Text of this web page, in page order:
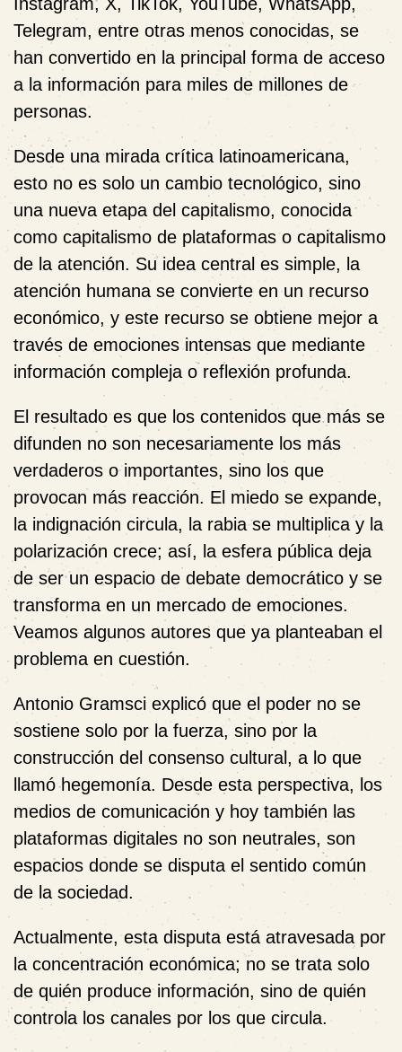
Telegram, entre otras menos conocidas, se
han convertido en la principal forma de acceso
a la información para miles de millones de
personas.
Desde una mirada crítica latinoamericana,
esto no es solo un cambio tecnológico, sino
una nueva etapa del capitalismo, conocida
como capitalismo de plataformas o capitalismo
de la atención. Su idea central es simple, la
atención humana se convierte en un recurso
económico, y este recurso se obtiene mejor a
través de emociones intensas que mediante
información compleja o reflexión profunda.
El resultado es que los contenidos que más se
difunden no son necesariamente los más
verdaderos o importantes, sino los que
provocan más reacción. El miedo se expande,
la indignación circula, la rabia se multiplica y la
polarización crece; así, la esfera pública deja
de ser un espacio de debate democrático y se
transforma en un mercado de emociones.
Veamos algunos autores que ya planteaban el
problema en cuestión.
Antonio Gramsci explicó que el poder no se
sostiene solo por la fuerza, sino por la
construcción del consenso cultural, a lo que
llamó hegemonía. Desde esta perspectiva, los
medios de comunicación y hoy también las
plataformas digitales no son neutrales, son
espacios donde se disputa el sentido común
de la sociedad.
Actualmente, esta disputa está atravesada por
la concentración económica; no se trata solo
de quién produce información, sino de quién
controla los canales por los que circula.